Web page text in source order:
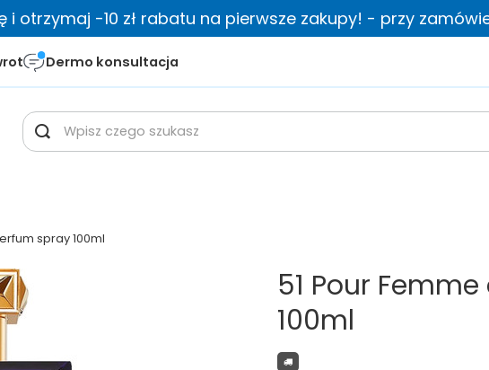
i otrzymaj -10 zł rabatu na pierwsze zakupy! - przy
Dermo konsultacja
spray 100ml
51 Pour
100ml